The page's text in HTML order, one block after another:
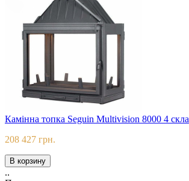
Камінна топка Seguin Multivision 8000 4 скла
208 427 грн.
В корзину
..